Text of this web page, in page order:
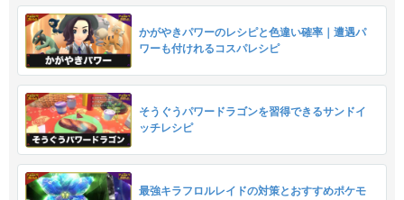
かがやきパワーのレシピと色違い確率｜遭遇パ
ワーも付けれるコスパレシピ
そうぐうパワードラゴンを習得できるサンドイ
ッチレシピ
最強キラフロルレイドの対策とおすすめポケモ